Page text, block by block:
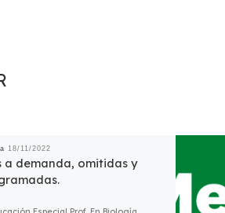
18/11/2022
a demanda, omitidas y